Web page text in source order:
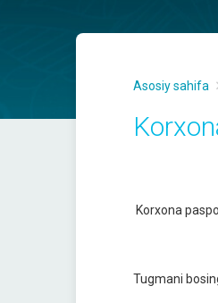
Asosiy sahifa
Korxona
Tugmani